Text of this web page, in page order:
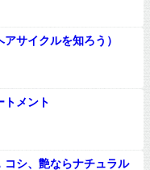
サイクルを知ろう）
トメント
コシ、艶ならナチュラル